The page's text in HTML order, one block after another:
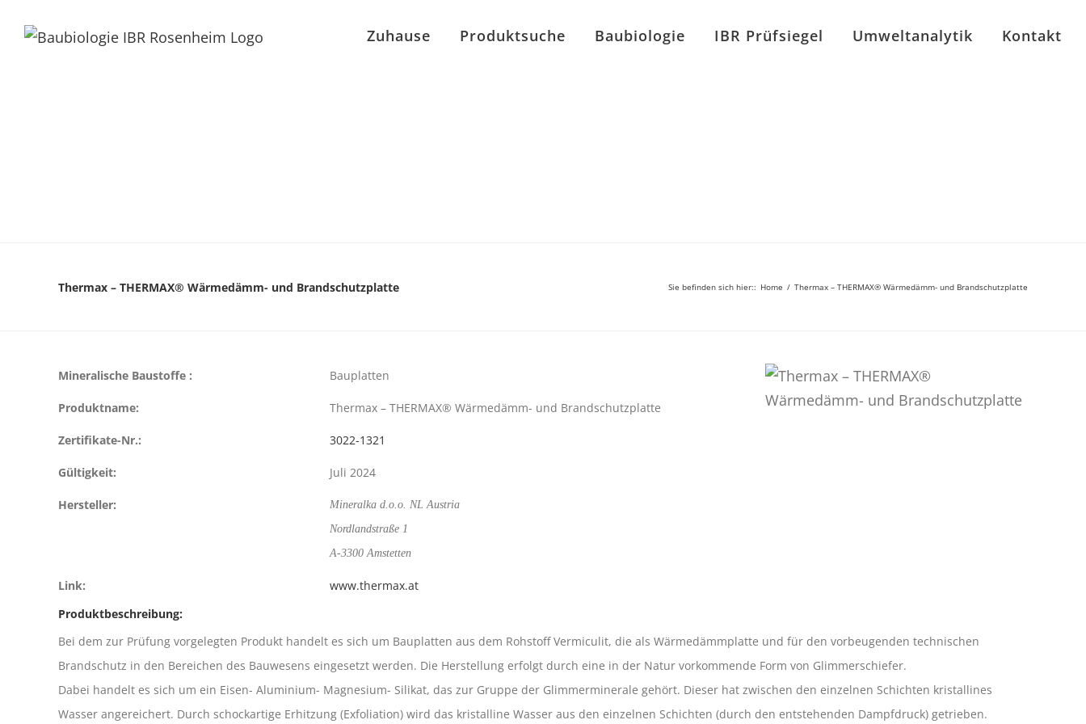
Zuhause Produktsuche Baubiologie IBR Prüfsiegel Umweltanalytik Kontakt
Thermax – THERMAX® Wärmedämm- und Brandschutzplatte Sie befinden sich hier:: Home / Thermax – THERMAX® Wärmedämm- und Brandschutzplatte
Mineralische Baustoffe : Bauplatten
Produktname: Thermax – THERMAX® Wärmedämm- und Brandschutzplatte
Zertifikate-Nr.: 3022-1321
Gültigkeit: Juli 2024
Hersteller:
Mineralka d.o.o. NL Austria
Nordlandstraße 1
A-3300 Amstetten
Link:
www.thermax.at
Produktbeschreibung:
Bei dem zur Prüfung vorgelegten Produkt handelt es sich um Bauplatten aus dem Rohstoff Vermiculit, die als Wärmedämmplatte und für den vorbeugenden technischen
Brandschutz in den Bereichen des Bauwesens eingesetzt werden. Die Herstellung erfolgt durch eine in der Natur vorkommende Form von Glimmerschiefer.
Dabei handelt es sich um ein Eisen- Aluminium- Magnesium- Silikat, das zur Gruppe der Glimmerminerale gehört. Dieser hat zwischen den einzelnen Schichten kristallines
Wasser angereichert. Durch schockartige Erhitzung (Exfoliation) wird das kristalline Wasser aus den einzelnen Schichten (durch den entstehenden Dampfdruck) getrieben.